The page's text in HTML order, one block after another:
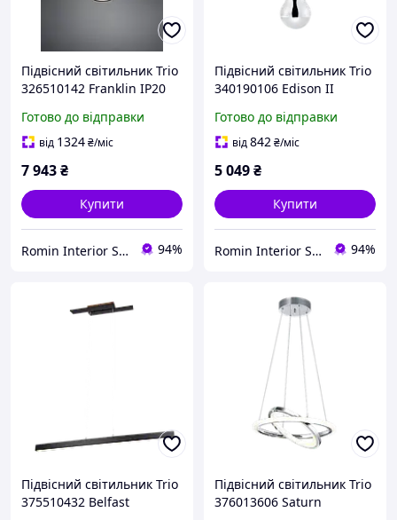
Підвісний світильник Trio
326510142 Franklin IP20
Готово до відправки
від 1324₴/міс
7 943₴
Купити
Romin Interior Store 94%
Підвісний світильник Trio
340190106 Edison II
Готово до відправки
від842₴/міс
5 049₴
Купити
Romin Interior Store 94%
Підвісний світильник Trio
375510432 Belfast
Підвісний світильник Trio
376013606 Saturn